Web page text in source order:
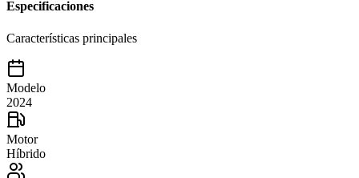
Especificaciones
Características principales
Modelo
2024
Motor
Híbrido